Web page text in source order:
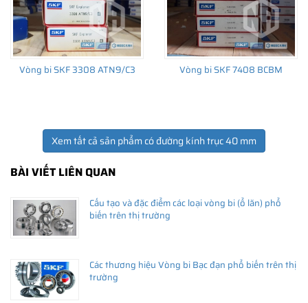
Vòng bi SKF 3308 ATN9/C3 Vòng bi SKF 7408 BCBM
Xem tất cả sản phẩm có đường kính trục 40 mm
BÀI VIẾT LIÊN QUAN
Cấu tạo và đặc điểm các loại vòng bi (ổ lăn) phổ
biến trên thị trường
Các thương hiệu Vòng bi Bạc đạn phổ biến trên thị
trường